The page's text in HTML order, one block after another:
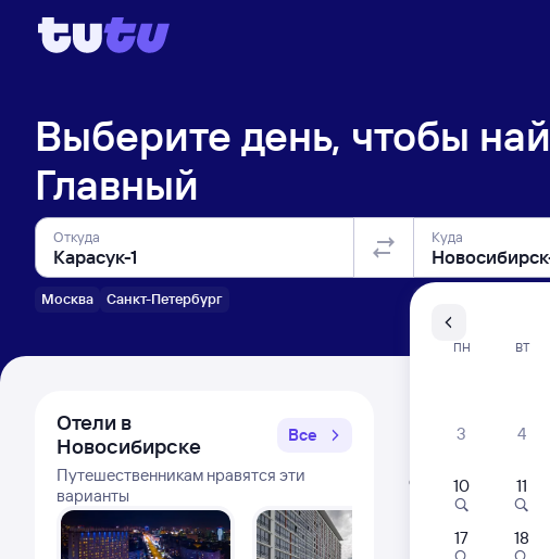
Выберите день, чтобы
Главный
Откуда
Москва Санкт-Петербург
Куда
Отели в
Новосибирске
Все
Путешественникам нравятся эти
варианты
Расписание
Открыта продажа
327У
ПН ВТ
3 4
10 11
17 18